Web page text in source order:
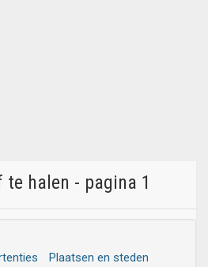
te halen - pagina 1
Plaatsen en steden